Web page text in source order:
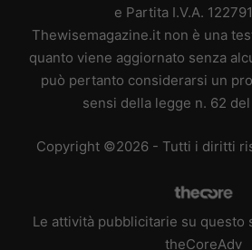
e Partita I.V.A.
Thewisemagazine.it non è una
quanto viene aggiornato senza
può pertanto considerarsi un
sensi della legge n. 62 del
Copyright ©2026 - Tutti i diritti
Le attività pubblicitarie su questo
theCoreAdv